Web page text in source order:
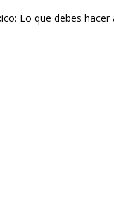
Lo que debes